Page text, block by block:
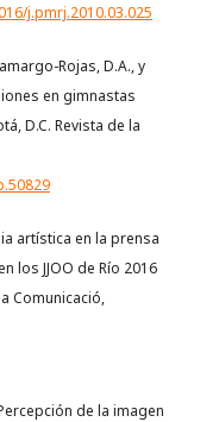
j.pmrj.2010.03.025
Rojas, D.A., y
en gimnastas
D.C. Revista de la
artística en la prensa
los JJOO de Río 2016
Comunicació,
de la imagen